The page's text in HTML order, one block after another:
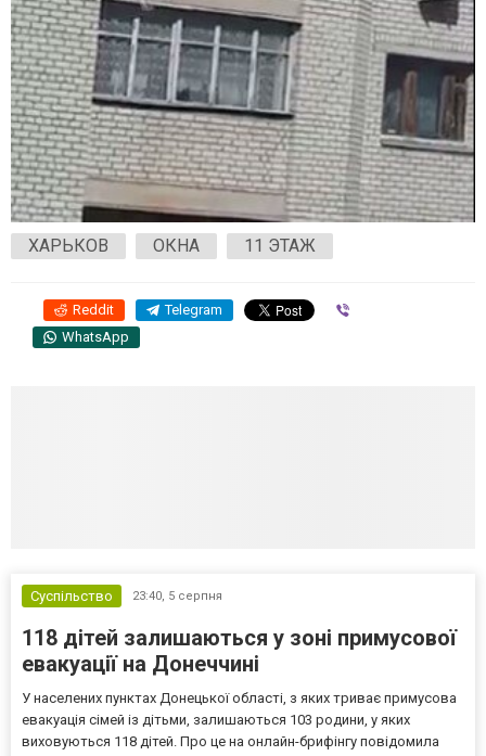
ХАРЬКОВ ОКНА 11 ЭТАЖ
Reddit Telegram
WhatsApp
Суспільство 23:40, 5 серпня
118 дітей залишаються у зоні примусової
евакуації на Донеччині
У населених пунктах Донецької області, з яких триває примусова
евакуація сімей із дітьми, залишаються 103 родини, у яких
виховуються 118 дітей. Про це на онлайн-брифінгу повідомила